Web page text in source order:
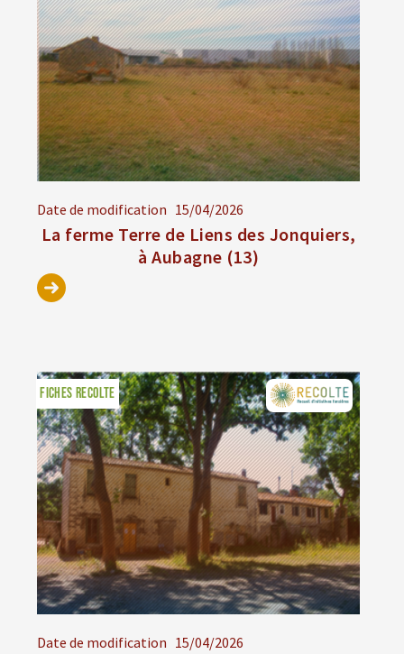
Date de modification 15/04/2026
La ferme Terre de Liens des Jonquiers,
à Aubagne (13)
Date de modification 15/04/2026
FICHES RECOLTE